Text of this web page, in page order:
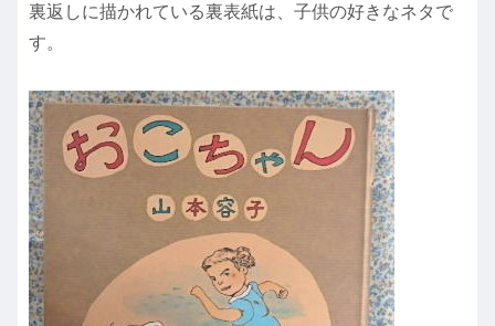
裏返しに描かれている裏表紙は、子供の好きなネタで
す。